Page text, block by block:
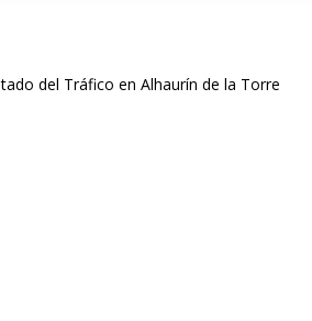
del Tráfico en Alhaurín de la Torre